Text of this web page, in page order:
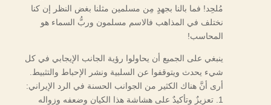
مُلحِد! فما بالنا بجهدٍ مِن مسلمين مثلنا بغض النظر إن كنا
نختلف في المذاهب فالاسم مسلمون وربُّ السماء هو
المحاسب!
ينبغي على الجميع أن يحاولوا رؤية الجانب الإيجابي في كل
شيء يحدث ويتوقفوا عن السلبية ونشر الإحباط والتثبيط.
أرى أنَّ هناك الكثير من الجوانب الحسنة في الرد الإيراني:
1. تعزيزٌ وتأكيدٌ على هشاشة هذا الكيان وضعفه وزواله